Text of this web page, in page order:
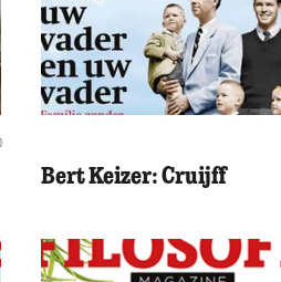
Voor leden
Bert Keizer: Cruijff